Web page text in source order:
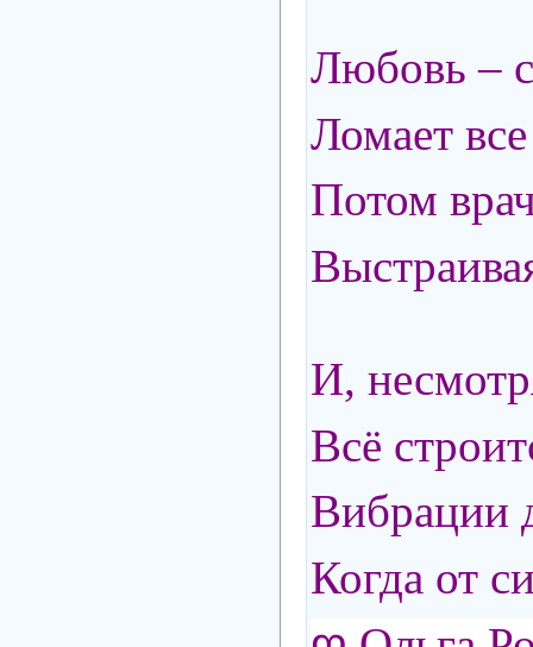
Любовь –
Ломает
Потом
И,
Всё
Вибрации
Когда от